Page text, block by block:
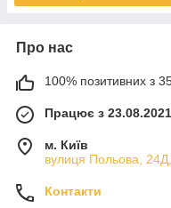
Про нас
100% позитивних з 35
Працює з 23.08.2021
м. Київ
вулиця Польова,
Контакти